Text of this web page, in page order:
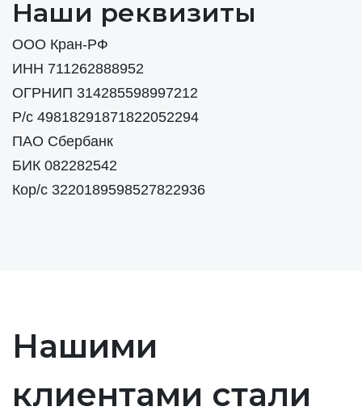
Наши реквизиты
ООО Кран-РФ
ИНН 711262888952
ОГРНИП 314285598997212
Р/с 49818291871822052294
ПАО Сбербанк
БИК 082282542
Кор/с 3220189598527822936
Нашими
клиентами стали